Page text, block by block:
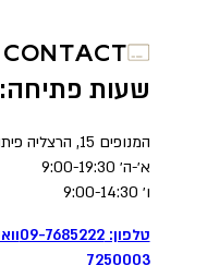
CONTACT
שעות פתיחה:
המנופים 15, הרצליה פיתוח
א׳-ה׳ 9:00-19:30
ו׳ 9:00-14:30
טלפון: 09-7685222
7250003